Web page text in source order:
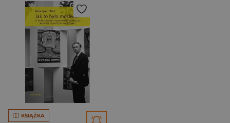
KSIĄŻKA